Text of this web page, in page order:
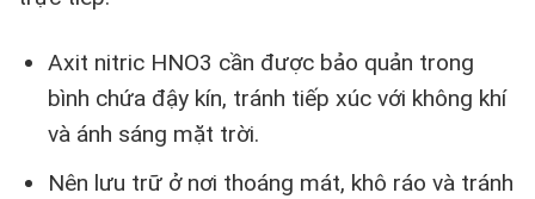
Axit nitric HNO3 cần được bảo quản trong
bình chứa đậy kín, tránh tiếp xúc với không khí
và ánh sáng mặt trời.
Nên lưu trữ ở nơi thoáng mát, khô ráo và tránh